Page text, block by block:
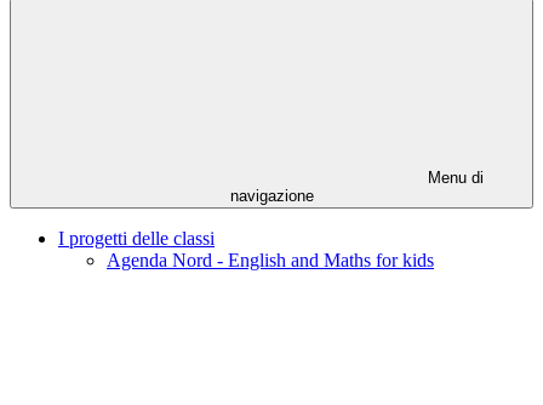
Menu di
navigazione
I progetti delle classi
Agenda Nord - English and Maths for kids